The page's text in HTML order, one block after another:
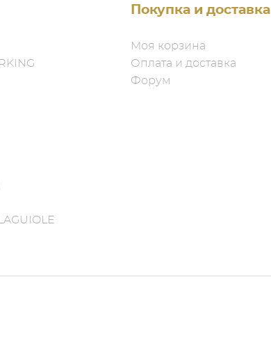
Покупка и доставка
Моя корзина
Оплата и доставка
Форум